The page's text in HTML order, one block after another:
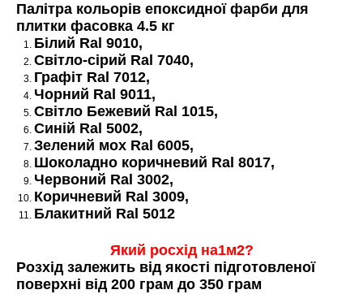
Палітра кольорів епоксидної фарби для
плитки фасовка 4.5 кг
Білий Ral 9010,
Світло-сірий Ral 7040,
Графіт Ral 7012,
Чорний Ral 9011,
Світло Бежевий Ral 1015,
Синій Ral 5002,
Зелений мох Ral 6005,
Шоколадно коричневий Ral 8017,
Червоний Ral 3002,
Коричневий Ral 3009,
Блакитний Ral 5012
Який росхід на1м2?
Розхід залежить від якості підготовленої
поверхні від 200 грам до 350 грам